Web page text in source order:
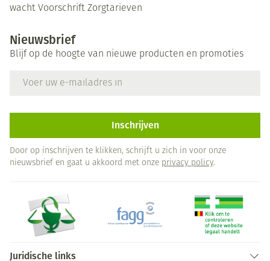
wacht Voorschrift Zorgtarieven
Nieuwsbrief
Blijf op de hoogte van nieuwe producten en promoties
Inschrijven
Door op inschrijven te klikken, schrijft u zich in voor onze
nieuwsbrief en gaat u akkoord met onze privacy policy.
Juridische links